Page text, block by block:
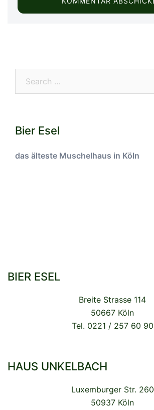
Bier Esel
das älteste Muschelhaus in Köln
BIER ESEL
Breite Strasse 114
50667 Köln
Tel. 0221 / 257 60 90
HAUS UNKELBACH
Luxemburger Str. 260
50937 Köln